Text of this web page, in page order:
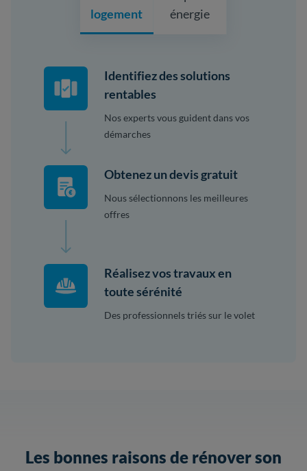
logement
énergie
Identifiez des solutions
rentables
Nos experts vous guident dans vos
démarches
Obtenez un devis gratuit
Nous sélectionnons les meilleures
offres
Réalisez vos travaux en
toute sérénité
Des professionnels triés sur le volet
Les bonnes raisons de rénover son